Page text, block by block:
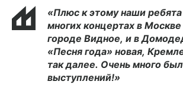
«Плюс кэтомунаши ребята
многихконцертахв Москве
городе Видное, и в
«Песня года» новая,
такдалее. Очень много
выступлений!»